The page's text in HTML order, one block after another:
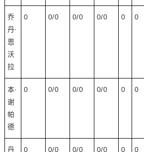
乔
丹·
恩
沃
拉
0 0/0 0/0 0/0 0 0
本·
谢
帕
德
0 0/0 0/0 0/0 0 0
丹 0 0/0 0/0 0/0 0 0